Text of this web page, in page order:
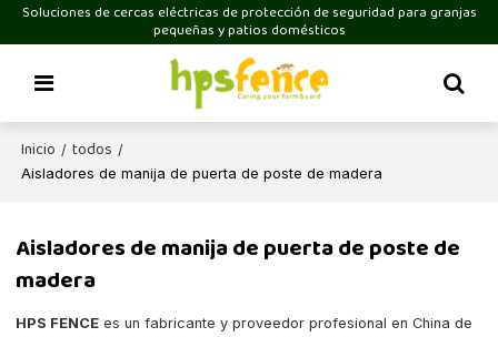
Soluciones de cercas eléctricas de protección de seguridad para granjas
pequeñas y patios domésticos
Inicio / todos /
Aisladores de manija de puerta de poste de madera
Aisladores de manija de puerta de poste de
madera
HPS FENCE es un fabricante y proveedor profesional en China de